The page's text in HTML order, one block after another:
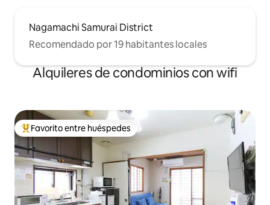
Nagamachi Samurai District
Recomendado por 19 habitantes locales
Alquileres de condominios con wifi
De los mejores en Favorito entre huéspedes
Favorito entre huéspedes